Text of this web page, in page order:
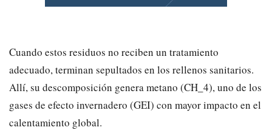
​Cuando estos residuos no reciben un tratamiento
adecuado, terminan sepultados en los rellenos sanitarios.
Allí, su descomposición genera metano (CH_4), uno de los
gases de efecto invernadero (GEI) con mayor impacto en el
calentamiento global.